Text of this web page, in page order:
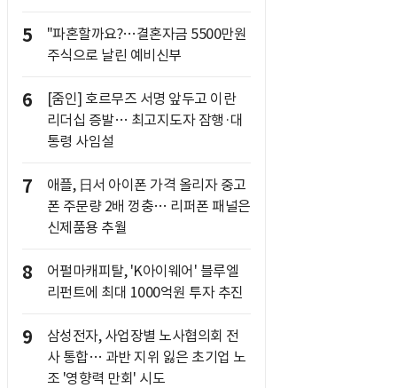
5
"파혼할까요?…결혼자금 5500만원
주식으로 날린 예비신부
6
[줌인] 호르무즈 서명 앞두고 이란
리더십 증발… 최고지도자 잠행·대
통령 사임설
7
애플, 日서 아이폰 가격 올리자 중고
폰 주문량 2배 껑충… 리퍼폰 패널은
신제품용 추월
8
어펄마캐피탈, 'K아이웨어' 블루엘
리펀트에 최대 1000억원 투자 추진
9
삼성전자, 사업장별 노사협의회 전
사 통합… 과반 지위 잃은 초기업 노
조 '영향력 만회' 시도